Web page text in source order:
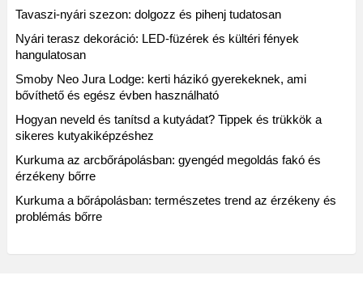
Tavaszi-nyári szezon: dolgozz és pihenj tudatosan
Nyári terasz dekoráció: LED-füzérek és kültéri fények
hangulatosan
Smoby Neo Jura Lodge: kerti házikó gyerekeknek, ami
bővíthető és egész évben használható
Hogyan neveld és tanítsd a kutyádat? Tippek és trükkök a
sikeres kutyakiképzéshez
Kurkuma az arcbőrápolásban: gyengéd megoldás fakó és
érzékeny bőrre
Kurkuma a bőrápolásban: természetes trend az érzékeny és
problémás bőrre